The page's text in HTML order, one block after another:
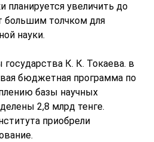
планируется увеличить до
большим толчком для
науки.
К. К. Токаева. в
бюджетная программа по
базы научных
2,8 млрд тенге.
приобрели